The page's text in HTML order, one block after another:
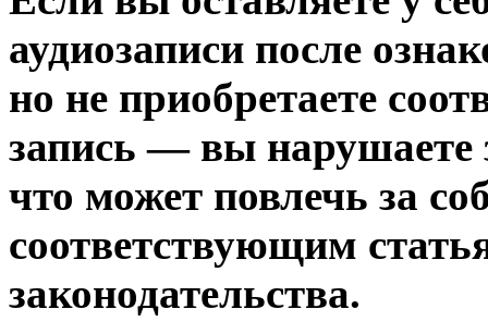
аудиозаписи после
но не приобретаете
запись — вы нарушаете
что может повлечь за
соответствующим
законодательства.